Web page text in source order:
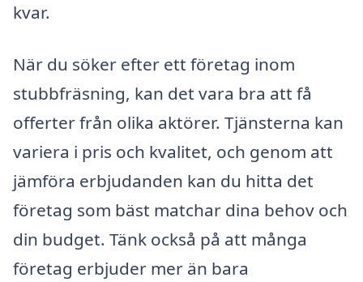
kvar.
När du söker efter ett företag inom
stubbfräsning, kan det vara bra att få
offerter från olika aktörer. Tjänsterna kan
variera i pris och kvalitet, och genom att
jämföra erbjudanden kan du hitta det
företag som bäst matchar dina behov och
din budget. Tänk också på att många
företag erbjuder mer än bara